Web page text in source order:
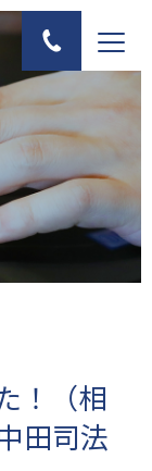
！（相
田司法